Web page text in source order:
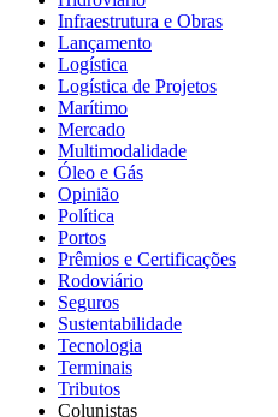
Infraestrutura e Obras
Lançamento
Logística
Logística de Projetos
Marítimo
Mercado
Multimodalidade
Óleo e Gás
Opinião
Política
Portos
Prêmios e Certificações
Rodoviário
Seguros
Sustentabilidade
Tecnologia
Terminais
Tributos
Colunistas